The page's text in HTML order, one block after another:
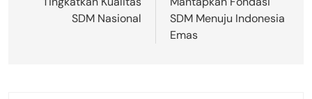
SDM Nasional
SDM Menuju Indonesia
Emas